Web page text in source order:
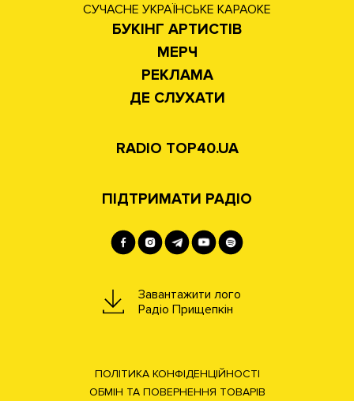
СУЧАСНЕ УКРАЇНСЬКЕ КАРАОКЕ
БУКІНГ АРТИСТІВ
МЕРЧ
РЕКЛАМА
ДЕ СЛУХАТИ
RADIO TOP40.UA
ПІДТРИМАТИ РАДІО
Завантажити лого
Радіо Прищепкін
ПОЛІТИКА КОНФІДЕНЦІЙНОСТІ
ОБМІН ТА ПОВЕРНЕННЯ ТОВАРІВ